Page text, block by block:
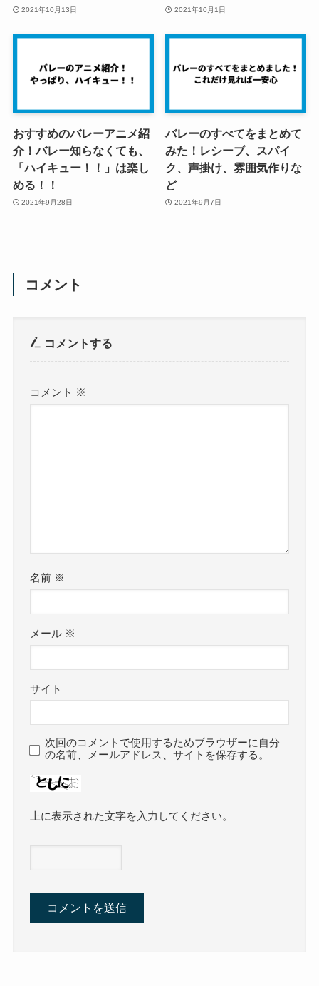
2021年10月13日 2021年10月1日
おすすめのバレーアニメ紹
介！バレー知らなくても、
「ハイキュー！！」は楽し
める！！
2021年9月28日
バレーのすべてをまとめて
みた！レシーブ、スパイ
ク、声掛け、雰囲気作りな
ど
2021年9月7日
コメント
コメントする
コメント ※
名前 ※
メール ※
サイト
次回のコメントで使用するためブラウザーに自分
の名前、メールアドレス、サイトを保存する。
上に表示された文字を入力してください。